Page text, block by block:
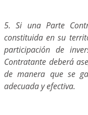
5. Si una Parte
constituida en su
participación de
Contratante deberá
de manera que se
adecuada y efectiva.